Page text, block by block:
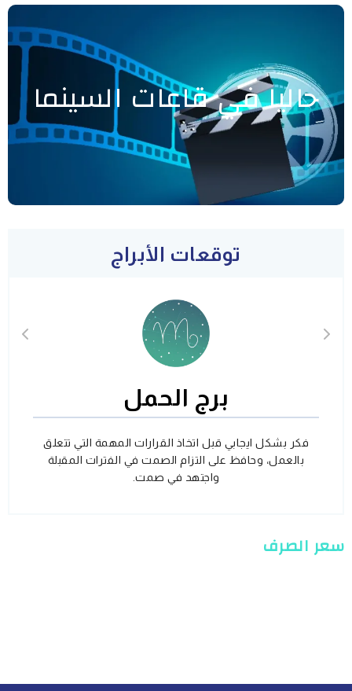
حاليا في قاعات السينما
توقعات الأبراج
برج الحمل
فكر بشكل ايجابي قبل اتخاذ القرارات المهمة التي تتعلق
بالعمل، وحافظ على التزام الصمت في الفترات المقبلة
واجتهد في صمت.
سعر الصرف